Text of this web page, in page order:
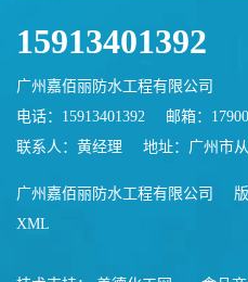
15913401392
广州嘉佰丽防水工程有限公司
电话：15913401392
邮箱：
联系人：黄经理
地址：广州市
广州嘉佰丽防水工程有限公司
XML